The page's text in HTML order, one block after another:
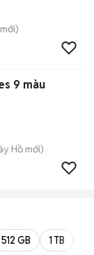
mới)
9 màu
Hồ mới)
512 GB 1 TB